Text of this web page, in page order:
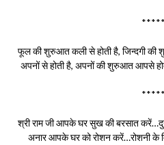
*****
फूल की शुरुआत कली से होती है, जिन्दगी की
अपनों से होती है, अपनों की शुरुआत आपसे
*****
श्री राम जी आपके घर सुख की बरसात
अनार आपके घर को रोशन करें…रोशनी के